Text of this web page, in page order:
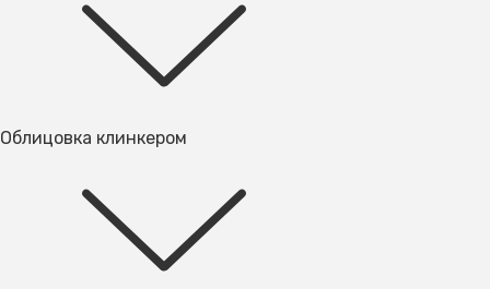
Облицовка клинкером